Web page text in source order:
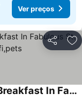
Ver preços
Partilhar
Charming 2-bedroom Bed & Breakfast In Fabulous St. Georges With Ac, Wifi,pets